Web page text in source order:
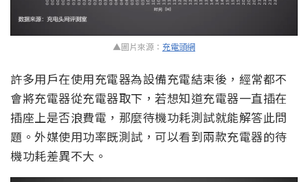
▲圖片來源： 充電頭網
許多用戶在使用充電器為設備充電結束後，經常都不
會將充電器從充電器取下，若想知道充電器一直插在
插座上是否浪費電，那麼待機功耗測試就能解答此問
題。外媒使用功率既測試，可以看到兩款充電器的待
機功耗差異不大。